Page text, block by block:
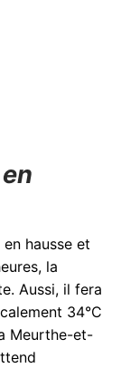
hausse et
la
Aussi, il fera
34°C
Meurthe-et-